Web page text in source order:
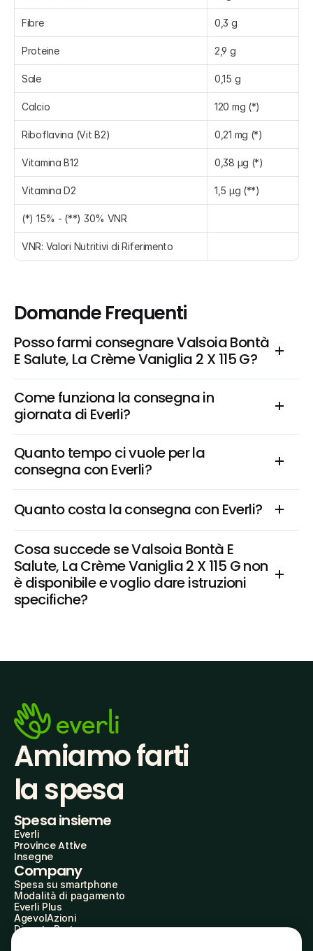
Fibre 0,3 g
Proteine 2,9 g
Sale 0,15 g
Calcio 120 mg (*)
Riboflavina (Vit B2) 0,21 mg (*)
Vitamina B12 0,38 μg (*)
Vitamina D2 1,5 μg (**)
(*) 15% - (**) 30% VNR
VNR: Valori Nutritivi di Riferimento
Domande Frequenti
Posso farmi consegnare Valsoia Bontà
E Salute, La Crème Vaniglia 2 X 115 G?
Come funziona la consegna in
giornata di Everli?
Quanto tempo ci vuole per la
consegna con Everli?
Quanto costa la consegna con Everli?
Cosa succede se Valsoia Bontà E
Salute, La Crème Vaniglia 2 X 115 G non
è disponibile e voglio dare istruzioni
specifiche?
Amiamo farti
la spesa
Spesa insieme
Everli
Province Attive
Insegne
Company
Spesa su smartphone
Modalità di pagamento
Everli Plus
AgevolAzioni
Diventa Partner